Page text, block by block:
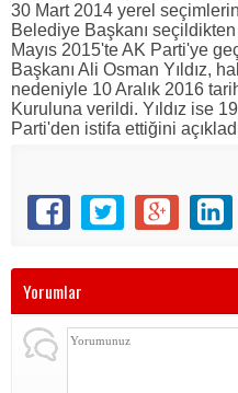
30 Mart 2014 yerel
Belediye Başkanı
Mayıs 2015'te AK Parti'ye
Başkanı Ali Osman Yıldız,
nedeniyle 10 Aralık 2016
Kuruluna verildi. Yıldız ise
Parti'den istifa ettiğini
Yorumlar